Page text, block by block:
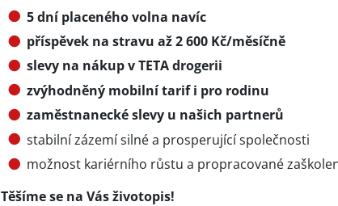
5 dní placeného volna navíc
příspěvek na stravu až 2 600 Kč/měsíčně
slevy na nákup v TETA drogerii
zvýhodněný mobilní tarif i pro rodinu
zaměstnanecké slevy u našich partnerů
stabilní zázemí silné a prosperující společnosti
možnost kariérního růstu a propracované
Těšíme se na Vás životopis!